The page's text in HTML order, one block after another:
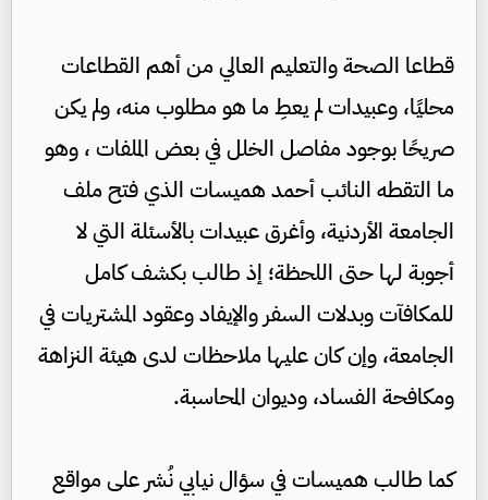
قطاعا الصحة والتعليم العالي من أهم القطاعات
محليًا، وعبيدات لم يعطِ ما هو مطلوب منه، ولم يكن
صريحًا بوجود مفاصل الخلل في بعض الملفات ، وهو
ما التقطه النائب أحمد هميسات الذي فتح ملف
الجامعة الأردنية، وأغرق عبيدات بالأسئلة التي لا
أجوبة لها حتى اللحظة؛ إذ طالب بكشف كامل
للمكافآت وبدلات السفر والإيفاد وعقود المشتريات في
الجامعة، وإن كان عليها ملاحظات لدى هيئة النزاهة
ومكافحة الفساد، وديوان المحاسبة.
كما طالب هميسات في سؤال نيابي نُشر على مواقع